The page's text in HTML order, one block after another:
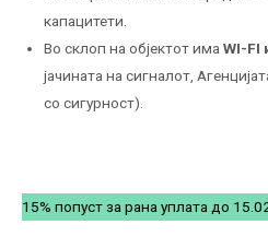
капацитети.
Во склоп на објектот има WI-FI
јачината на сигналот,
со сигурност).
15% попуст за рана уплата до